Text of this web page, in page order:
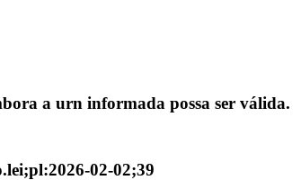
a urn informada possa ser válida.
02-02;39